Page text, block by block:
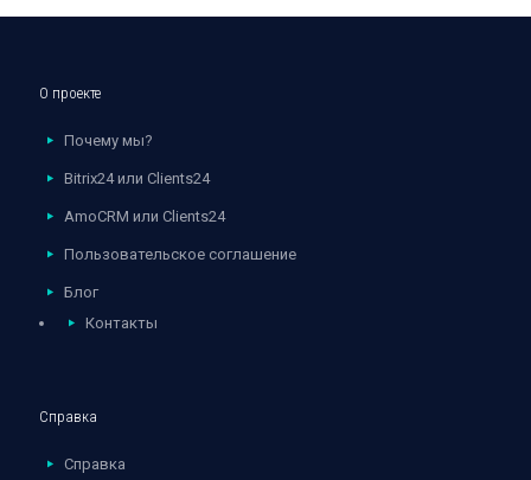
О проекте
Почему мы?
Bitrix24 или Clients24
AmoCRM или Clients24
Пользовательское соглашение
Блог
Контакты
Справка
Справка